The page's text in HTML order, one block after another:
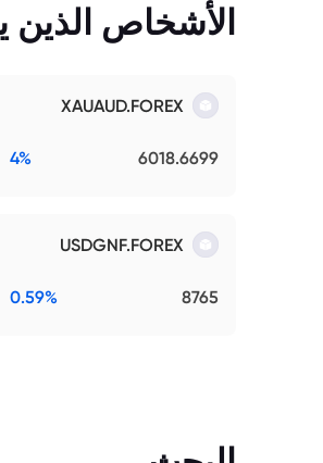
الأشخاص الذين
XAUAUD.FOREX
6018.6699
4%
USDGNF.FOREX
8765
0.59%